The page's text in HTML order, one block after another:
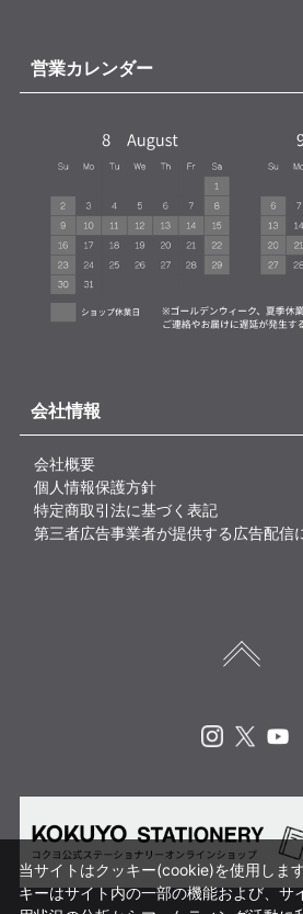
営業カレンダー
会社情報
会社概要
個人情報保護方針
特定商取引法に基づく表記
第三者広告事業者が提供する広告配信
当サイトはクッキー(cookie)を使用しま
キーはサイト内の一部の機能および、サ